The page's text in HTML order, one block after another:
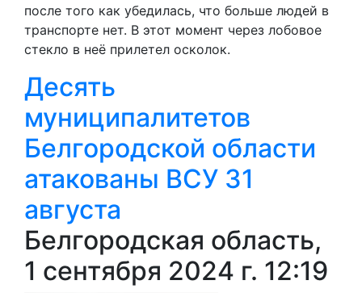
после того как убедилась, что больше людей в
транспорте нет. В этот момент через лобовое
стекло в неё прилетел осколок.
Десять
муниципалитетов
Белгородской области
атакованы ВСУ 31
августа
Белгородская область,
1 сентября 2024 г. 12:19